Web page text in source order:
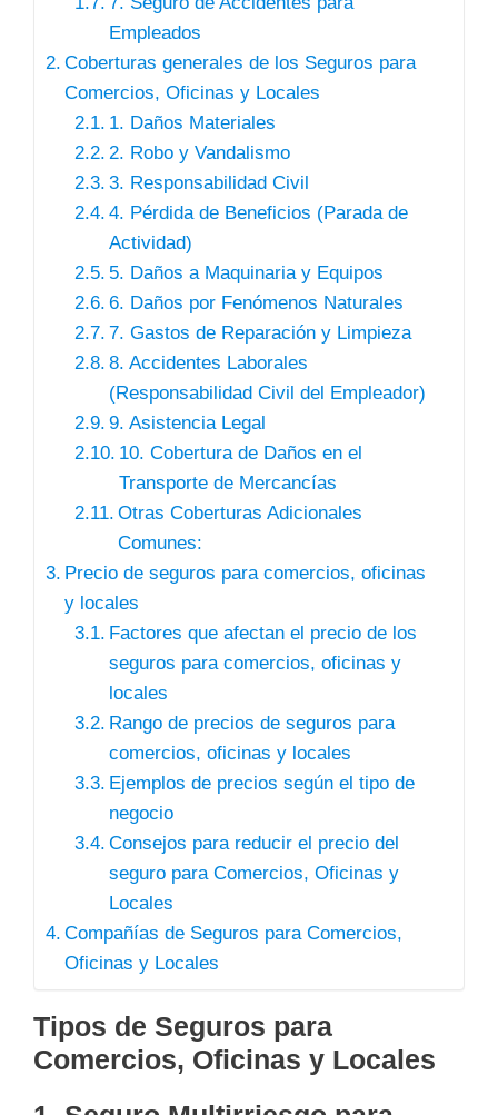
Empleados
Coberturas generales de los Seguros para
Comercios, Oficinas y Locales
1. Daños Materiales
2. Robo y Vandalismo
3. Responsabilidad Civil
4. Pérdida de Beneficios (Parada de
Actividad)
5. Daños a Maquinaria y Equipos
6. Daños por Fenómenos Naturales
7. Gastos de Reparación y Limpieza
8. Accidentes Laborales
(Responsabilidad Civil del Empleador)
9. Asistencia Legal
10. Cobertura de Daños en el
Transporte de Mercancías
Otras Coberturas Adicionales
Comunes:
Precio de seguros para comercios, oficinas
y locales
Factores que afectan el precio de los
seguros para comercios, oficinas y
locales
Rango de precios de seguros para
comercios, oficinas y locales
Ejemplos de precios según el tipo de
negocio
Consejos para reducir el precio del
seguro para Comercios, Oficinas y
Locales
Compañías de Seguros para Comercios,
Oficinas y Locales
Tipos de Seguros para
Comercios, Oficinas y Locales